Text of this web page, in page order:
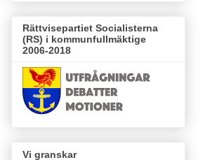
Rättvisepartiet Socialisterna
(RS) i kommunfullmäktige
2006-2018
Vi granskar